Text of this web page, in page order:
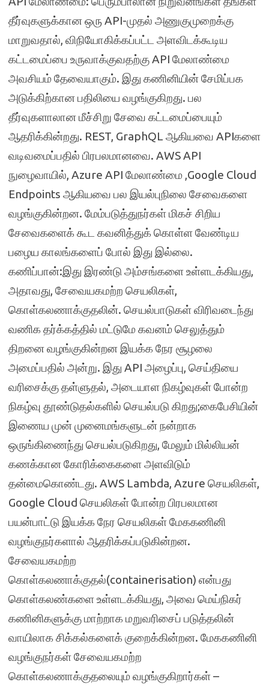
தீர்வுகளுக்கான ஒரு API-முதல் அணுகுமுறைக்கு
மாறுவதால், விநியோகிக்கப்பட்ட அளவிடக்கூடிய
கட்டமைப்பை உருவாக்குவதற்கு API மேலாண்மை
அவசியம் தேவையாகும். இது கணினியின் சேமிப்பக
அடுக்கிற்கான பதிலியை வழங்குகிறது. பல
தீர்வுகளாலான மீச்சிறு சேவை கட்டமைப்பையும்
ஆதரிக்கின்றது. REST, GraphQL ஆகியவை APIகளை
வடிவமைப்பதில் பிரபலமானவை. AWS API
நுழைவாயில், Azure API மேலாண்மை ,Google Cloud
Endpoints ஆகியவை பல இயல்புநிலை சேவைகளை
வழங்குகின்றன. மேம்படுத்துநர்கள் மிகச் சிறிய
சேவைகளைக் கூட கவனித்துக் கொள்ள வேண்டிய
பழைய காலங்களைப் போல் இது இல்லை.
கணிப்பான்:இது இரண்டு அம்சங்களை உள்ளடக்கியது,
அதாவது, சேவையகமற்ற செயலிகள்,
கொள்கலணாக்குதலின். செயல்பாடுகள் விரிவடைந்து
வணிக தர்க்கத்தில் மட்டுமே கவனம் செலுத்தும்
திறனை வழங்குகின்றன இயக்க நேர சூழலை
அமைப்பதில் அன்று. இது API அழைப்பு, செய்தியை
வரிசைக்கு தள்ளுதல், அடையாள நிகழ்வுகள் போன்ற
நிகழ்வு தூண்டுதல்களில் செயல்படு கிறது;கைபேசியின்
இணைய முன் முனைமங்களுடன் நன்றாக
ஒருங்கிணைந்து செயல்படுகிறது, மேலும் மில்லியன்
கணக்கான கோரிக்கைகளை அளவிடும்
தன்மைகொண்டது. AWS Lambda, Azure செயலிகள்,
Google Cloud செயலிகள் போன்ற பிரபலமான
பயன்பாட்டு இயக்க நேர செயலிகள் மேககணினி
வழங்குநர்களால் ஆதரிக்கப்படுகின்றன.
சேவையகமற்ற
கொள்கலணாக்குதல்(containerisation) என்பது
கொள்கலண்களை உள்ளடக்கியது, அவை மெய்நிகர்
கணினிகளுக்கு மாற்றாக மறுவரிசைப் படுத்தலின்
வாயிலாக சிக்கல்களைக் குறைக்கின்றன. மேககணினி
வழங்குநர்கள் சேவையகமற்ற
கொள்கலணாக்குதலையும் வழங்குகிறார்கள் –